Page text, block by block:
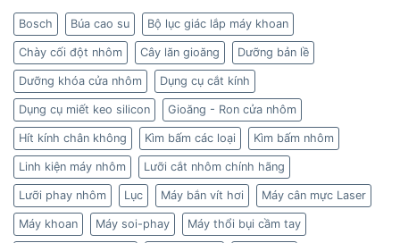
Bosch Búa cao su Bộ lục giác lắp máy khoan
Chày cối đột nhôm Cây lăn gioăng Dưỡng bản lề
Dưỡng khóa cửa nhôm Dụng cụ cắt kính
Dụng cụ miết keo silicon Gioăng - Ron cửa nhôm
Hít kính chân không Kìm bấm các loại Kìm bấm nhôm
Linh kiện máy nhôm Lưỡi cắt nhôm chính hãng
Lưỡi phay nhôm Lục Máy bắn vít hơi Máy cân mực Laser
Máy khoan Máy soi-phay Máy thổi bụi cầm tay